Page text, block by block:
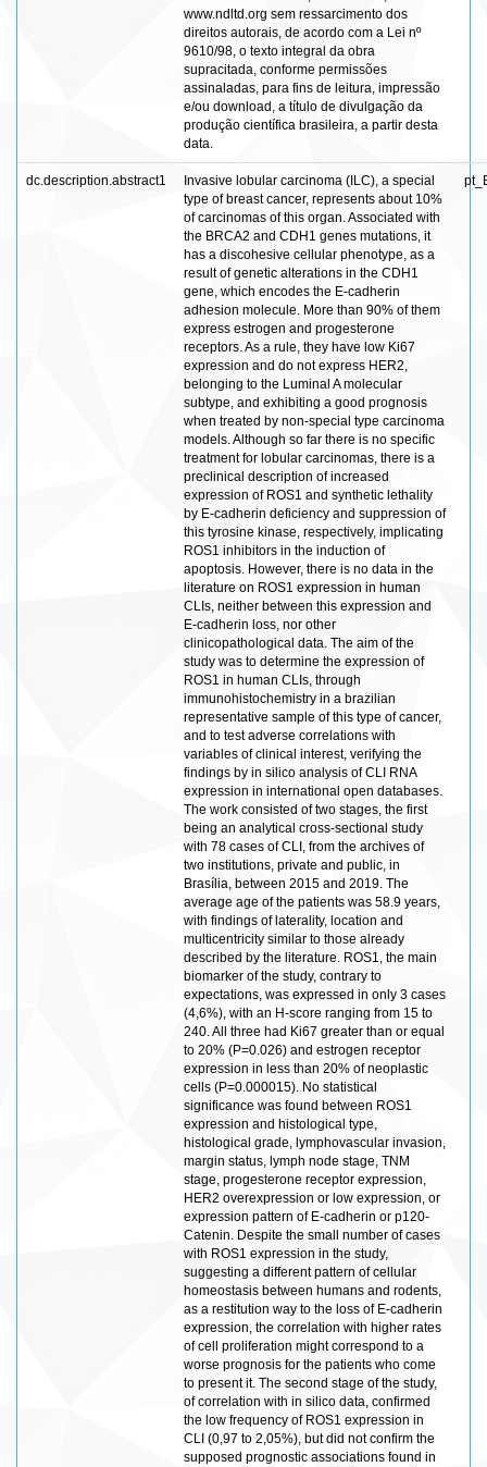
www.ndltd.org sem ressarcimento dos
direitos autorais, de acordo com a Lei nº
9610/98, o texto integral da obra
supracitada, conforme permissões
assinaladas, para fins de leitura, impressão
e/ou download, a título de divulgação da
produção científica brasileira, a partir desta
data.
dc.description.abstract1
Invasive lobular carcinoma (ILC), a special
type of breast cancer, represents about 10%
of carcinomas of this organ. Associated with
the BRCA2 and CDH1 genes mutations, it
has a discohesive cellular phenotype, as a
result of genetic alterations in the CDH1
gene, which encodes the E-cadherin
adhesion molecule. More than 90% of them
express estrogen and progesterone
receptors. As a rule, they have low Ki67
expression and do not express HER2,
belonging to the Luminal A molecular
subtype, and exhibiting a good prognosis
when treated by non-special type carcinoma
models. Although so far there is no specific
treatment for lobular carcinomas, there is a
preclinical description of increased
expression of ROS1 and synthetic lethality
by E-cadherin deficiency and suppression of
this tyrosine kinase, respectively, implicating
ROS1 inhibitors in the induction of
apoptosis. However, there is no data in the
literature on ROS1 expression in human
CLIs, neither between this expression and
E-cadherin loss, nor other
clinicopathological data. The aim of the
study was to determine the expression of
ROS1 in human CLIs, through
immunohistochemistry in a brazilian
representative sample of this type of cancer,
and to test adverse correlations with
variables of clinical interest, verifying the
findings by in silico analysis of CLI RNA
expression in international open databases.
The work consisted of two stages, the first
being an analytical cross-sectional study
with 78 cases of CLI, from the archives of
two institutions, private and public, in
Brasília, between 2015 and 2019. The
average age of the patients was 58.9 years,
with findings of laterality, location and
multicentricity similar to those already
described by the literature. ROS1, the main
biomarker of the study, contrary to
expectations, was expressed in only 3 cases
(4,6%), with an H-score ranging from 15 to
240. All three had Ki67 greater than or equal
to 20% (P=0.026) and estrogen receptor
expression in less than 20% of neoplastic
cells (P=0.000015). No statistical
significance was found between ROS1
expression and histological type,
histological grade, lymphovascular invasion,
margin status, lymph node stage, TNM
stage, progesterone receptor expression,
HER2 overexpression or low expression, or
expression pattern of E-cadherin or p120-
Catenin. Despite the small number of cases
with ROS1 expression in the study,
suggesting a different pattern of cellular
homeostasis between humans and rodents,
as a restitution way to the loss of E-cadherin
expression, the correlation with higher rates
of cell proliferation might correspond to a
worse prognosis for the patients who come
to present it. The second stage of the study,
of correlation with in silico data, confirmed
the low frequency of ROS1 expression in
CLI (0,97 to 2,05%), but did not confirm the
supposed prognostic associations found in